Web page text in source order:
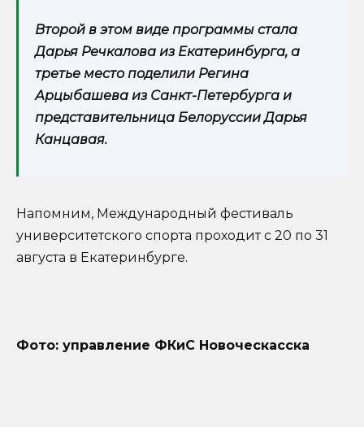
Второй в этом виде программы стала
Дарья Речкалова из Екатеринбурга, а
третье место поделили Регина
Арцыбашева из Санкт-Петербурга и
представительница Белоруссии Дарья
Канцавая.
Напомним, Международный фестиваль
университетского спорта проходит с 20 по 31
августа в Екатеринбурге.
Фото: управление ФКиС Новоческасска